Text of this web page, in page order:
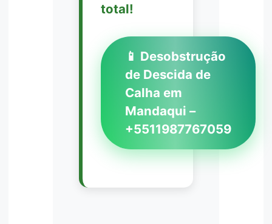
total!
📱 Desobstrução
de Descida de
Calha em
Mandaqui –
+5511987767059